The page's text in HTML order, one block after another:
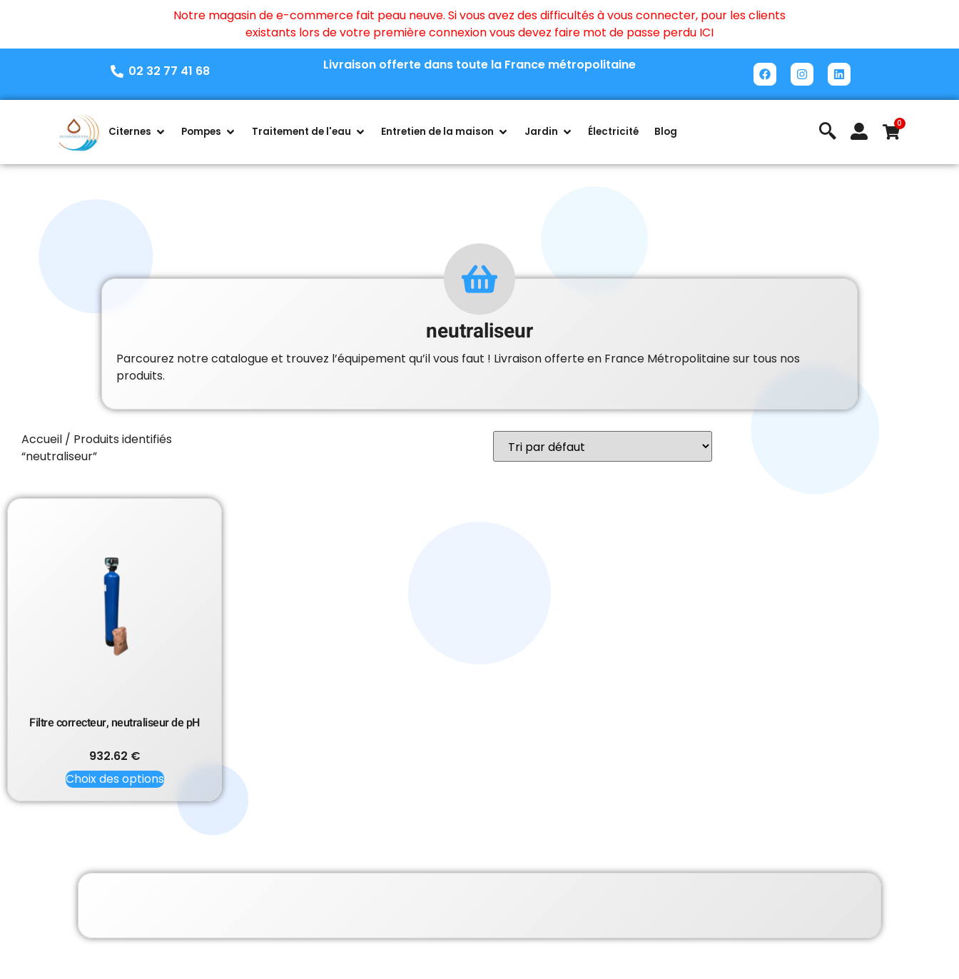
Notre magasin de e-commerce fait peau neuve. Si vous avez des difficultés à vous connecter, pour les clients
existants lors de votre première connexion vous devez faire mot de passe perdu ICI
02 32 77 41 68 Livraison offerte dans toute la France métropolitaine
Citernes Pompes Traitement de l'eau Entretien de la maison Jardin Électricité Blog
0
neutraliseur
Parcourez notre catalogue et trouvez l’équipement qu’il vous faut ! Livraison offerte en France Métropolitaine sur tous nos
produits.
Accueil / Produits identifiés
“neutraliseur”
Filtre correcteur, neutraliseur de pH
932.62 €
Choix des options